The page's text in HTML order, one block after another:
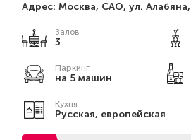
Адрес: Москва, САО, ул.
Залов
3
Паркинг
на 5 машин
Кухня
Русская, европейская